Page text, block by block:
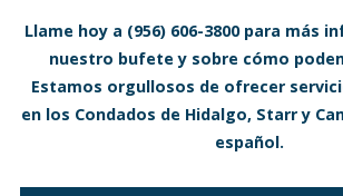
Llame hoy a (956) 606-3800para más
nuestro bufete y sobre cómo
Estamos orgullosos de ofrecer
en los Condados de Hidalgo, Starr y
español.